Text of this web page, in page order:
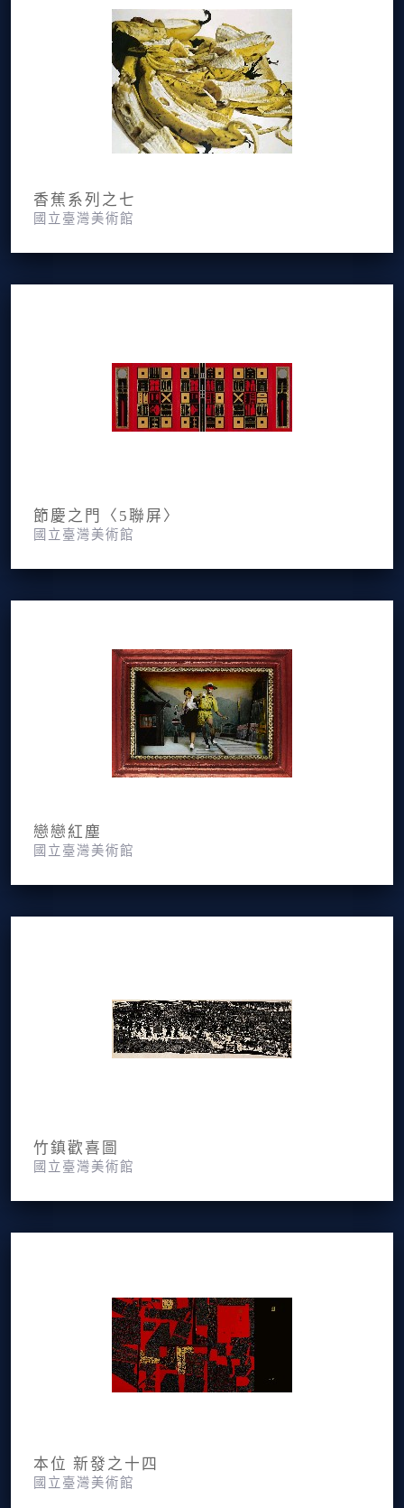
香蕉系列之七
國立臺灣美術館
節慶之門〈5聯屏〉
國立臺灣美術館
戀戀紅塵
國立臺灣美術館
竹鎮歡喜圖
國立臺灣美術館
本位 新發之十四
國立臺灣美術館